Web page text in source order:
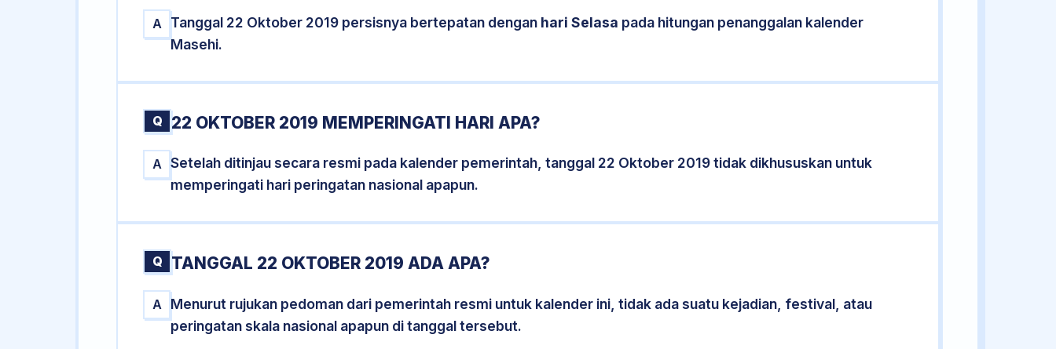
A Tanggal 22 Oktober 2019 persisnya bertepatan dengan hari Selasa pada hitungan penanggalan kalender
Masehi.
Q 22 OKTOBER 2019 MEMPERINGATI HARI APA?
A Setelah ditinjau secara resmi pada kalender pemerintah, tanggal 22 Oktober 2019 tidak dikhususkan untuk
memperingati hari peringatan nasional apapun.
Q TANGGAL 22 OKTOBER 2019 ADA APA?
A
Menurut rujukan pedoman dari pemerintah resmi untuk kalender ini, tidak ada suatu kejadian, festival, atau
peringatan skala nasional apapun di tanggal tersebut.